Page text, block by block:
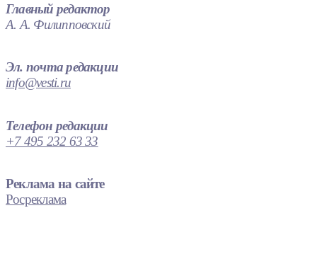
Главный редактор
А. А. Филипповский
Эл. почта редакции
info@vesti.ru
Телефон редакции
+7 495 232 63 33
Реклама на сайте
Росреклама